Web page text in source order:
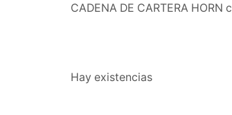
CADENA DE CARTERA HORN
Hay existencias